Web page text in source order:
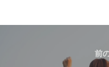
前